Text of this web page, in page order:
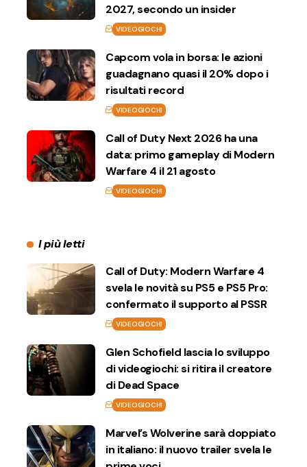
2027, secondo un insider
VIDEOGIOCHI
Capcom vola in borsa: le azioni
guadagnano quasi il 20% dopo i
risultati record
VIDEOGIOCHI
Call of Duty Next 2026 ha una
data: primo gameplay di Modern
Warfare 4 il 21 agosto
VIDEOGIOCHI
I più letti
Call of Duty: Modern Warfare 4
svela le novità su PS5 e PS5 Pro:
confermato il supporto al PSSR
VIDEOGIOCHI
Glen Schofield lascia lo sviluppo
di videogiochi: si ritira il creatore
di Dead Space
VIDEOGIOCHI
Marvel’s Wolverine sarà doppiato
in italiano: il nuovo trailer svela le